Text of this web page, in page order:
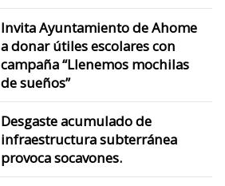
Invita Ayuntamiento de Ahome
a donar útiles escolares con
campaña “Llenemos mochilas
de sueños”
Desgaste acumulado de
infraestructura subterránea
provoca socavones.